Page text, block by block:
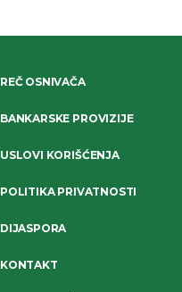
REČ OSNIVAČA
BANKARSKE PROVIZIJE
USLOVI KORIŠĆENJA
POLITIKA PRIVATNOSTI
DIJASPORA
KONTAKT